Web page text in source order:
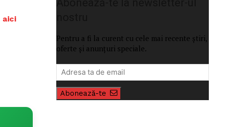
aici
Pentru a fi la curent cu cele mai recente știri,
oferte și anunțuri speciale.
Abonează-te